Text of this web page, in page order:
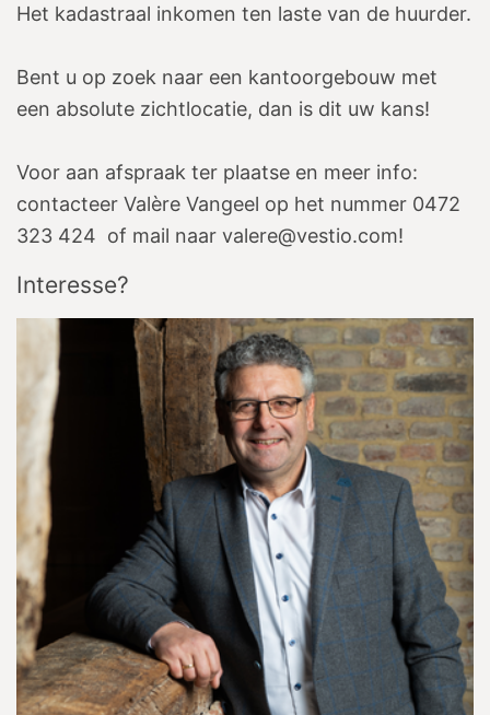
Het kadastraal inkomen ten laste van de huurder.
Bent u op zoek naar een kantoorgebouw met
een absolute zichtlocatie, dan is dit uw kans!
Voor aan afspraak ter plaatse en meer info:
contacteer Valère Vangeel op het nummer 0472
323 424 of mail naar valere@vestio.com!
Interesse?